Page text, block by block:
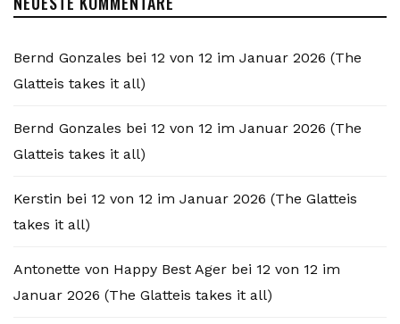
Bernd Gonzales bei 12 von 12 im Januar 2026 (The
Glatteis takes it all)
Bernd Gonzales bei 12 von 12 im Januar 2026 (The
Glatteis takes it all)
Kerstin bei 12 von 12 im Januar 2026 (The Glatteis
takes it all)
Antonette von Happy Best Ager bei 12 von 12 im
Januar 2026 (The Glatteis takes it all)